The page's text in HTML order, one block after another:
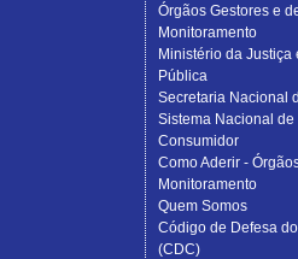
Órgãos Gestores e
Monitoramento
Ministério da Justiça
Pública
Secretaria Nacional
Sistema Nacional de
Consumidor
Como Aderir -
Monitoramento
Quem Somos
Código de Defesa
(CDC)